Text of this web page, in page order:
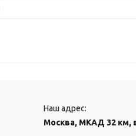
Наш адрес:
Москва, МКАД 32 км,